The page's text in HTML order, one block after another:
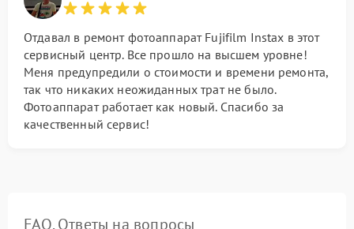
Отдавал в ремонт фотоаппарат Fujifilm Instax в этот
сервисный центр. Все прошло на высшем уровне!
Меня предупредили о стоимости и времени ремонта,
так что никаких неожиданных трат не было.
Фотоаппарат работает как новый. Спасибо за
качественный сервис!
FAQ. Ответы на вопросы